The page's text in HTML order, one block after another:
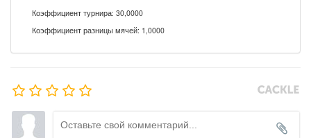
Коэффициент турнира: 30,0000
Коэффициент разницы мячей: 1,0000